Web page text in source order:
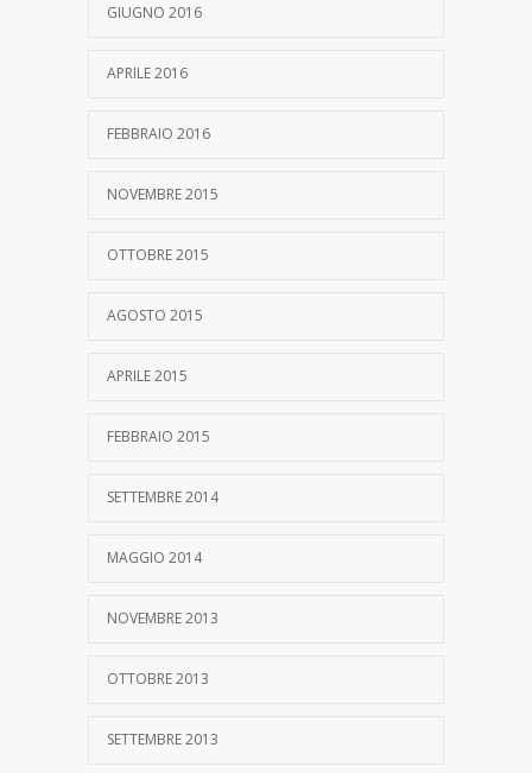
GIUGNO 2016
APRILE 2016
FEBBRAIO 2016
NOVEMBRE 2015
OTTOBRE 2015
AGOSTO 2015
APRILE 2015
FEBBRAIO 2015
SETTEMBRE 2014
MAGGIO 2014
NOVEMBRE 2013
OTTOBRE 2013
SETTEMBRE 2013